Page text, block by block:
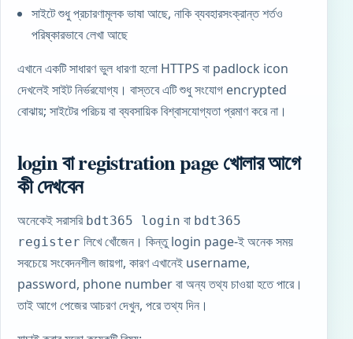
সাইটে শুধু প্রচারণামূলক ভাষা আছে, নাকি ব্যবহারসংক্রান্ত শর্তও
পরিষ্কারভাবে লেখা আছে
এখানে একটি সাধারণ ভুল ধারণা হলো HTTPS বা padlock icon
দেখলেই সাইট নির্ভরযোগ্য। বাস্তবে এটি শুধু সংযোগ encrypted
বোঝায়; সাইটের পরিচয় বা ব্যবসায়িক বিশ্বাসযোগ্যতা প্রমাণ করে না।
login বা registration page খোলার আগে
কী দেখবেন
অনেকেই সরাসরি bdt365 login বা bdt365
register লিখে খোঁজেন। কিন্তু login page-ই অনেক সময়
সবচেয়ে সংবেদনশীল জায়গা, কারণ এখানেই username,
password, phone number বা অন্য তথ্য চাওয়া হতে পারে।
তাই আগে পেজের আচরণ দেখুন, পরে তথ্য দিন।